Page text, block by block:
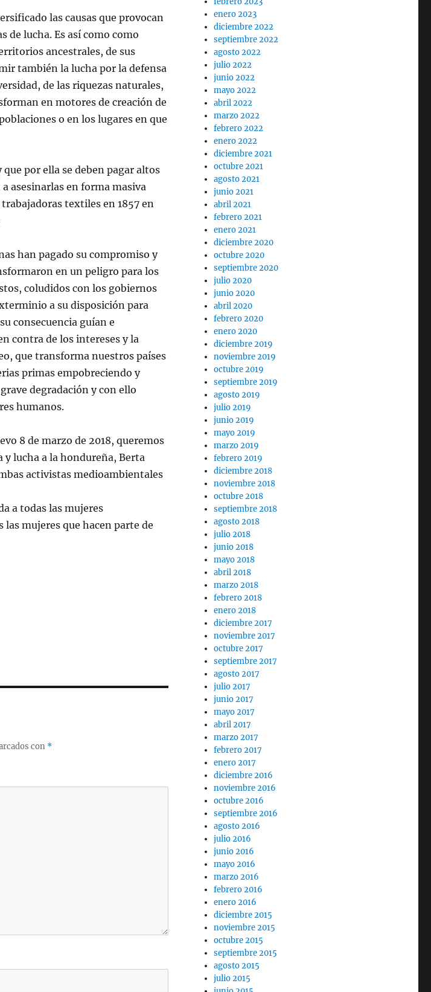
las causas que provocan
de lucha. Es así como como
ancestrales, de sus
también la lucha por la defensa
de las riquezas naturales,
en motores de creación de
o en los lugares en que
por ella se deben pagar altos
asesinarlas en forma masiva
textiles en 1857 en
han pagado su compromiso y
en un peligro para los
coludidos con los gobiernos
a su disposición para
consecuencia guían e
contra de los intereses y la
que transforma nuestros países
primas empobreciendo y
degradación y con ello
humanos.
8 de marzo de 2018, queremos
y lucha a la hondureña, Berta
activistas medioambientales
a todas las mujeres
mujeres que hacen parte de
con *
enero 2023
diciembre 2022
septiembre 2022
agosto 2022
julio 2022
junio 2022
mayo 2022
abril 2022
marzo 2022
febrero 2022
enero 2022
diciembre 2021
octubre 2021
agosto 2021
junio 2021
abril 2021
febrero 2021
enero 2021
diciembre 2020
octubre 2020
septiembre 2020
julio 2020
junio 2020
abril 2020
febrero 2020
enero 2020
diciembre 2019
noviembre 2019
octubre 2019
septiembre 2019
agosto 2019
julio 2019
junio 2019
mayo 2019
marzo 2019
febrero 2019
diciembre 2018
noviembre 2018
octubre 2018
septiembre 2018
agosto 2018
julio 2018
junio 2018
mayo 2018
abril 2018
marzo 2018
febrero 2018
enero 2018
diciembre 2017
noviembre 2017
octubre 2017
septiembre 2017
agosto 2017
julio 2017
junio 2017
mayo 2017
abril 2017
marzo 2017
febrero 2017
enero 2017
diciembre 2016
noviembre 2016
octubre 2016
septiembre 2016
agosto 2016
julio 2016
junio 2016
mayo 2016
marzo 2016
febrero 2016
enero 2016
diciembre 2015
noviembre 2015
octubre 2015
septiembre 2015
agosto 2015
julio 2015